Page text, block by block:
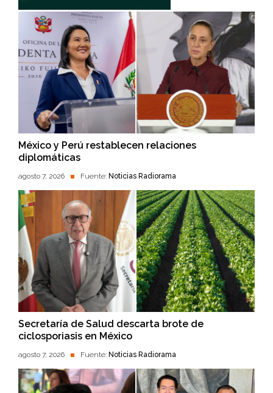
México y Perú restablecen relaciones
diplomáticas
agosto 7, 2026 Fuente: Noticias Radiorama
Secretaría de Salud descarta brote de
ciclosporiasis en México
agosto 7, 2026 Fuente: Noticias Radiorama